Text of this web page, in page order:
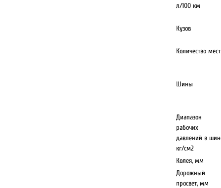
л/100 км
Кузов
Количество мест
Шины
Диапазон
рабочих
давлений в
кг/см2
Колея, мм
Дорожный
просвет, мм